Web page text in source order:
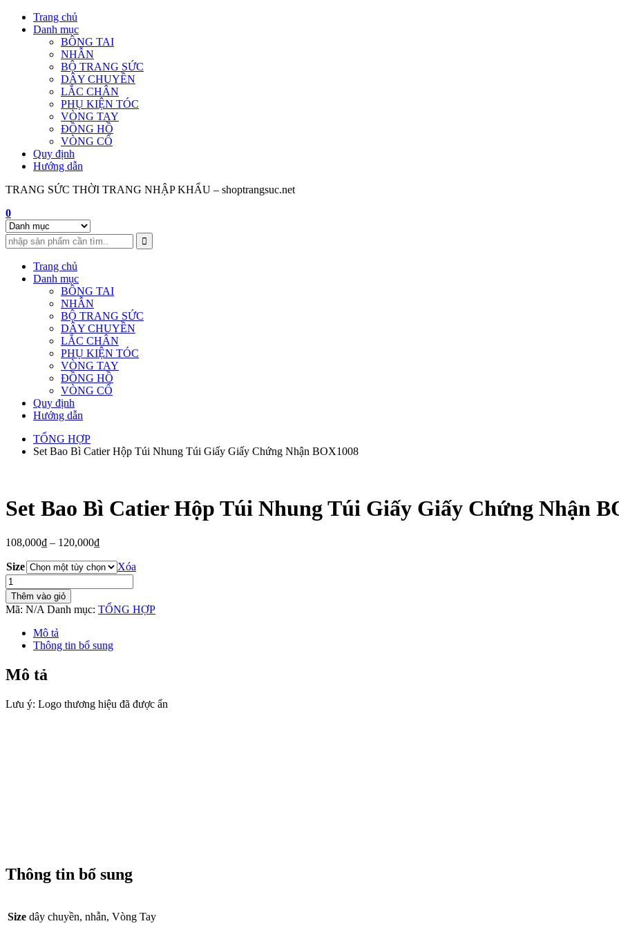
Skip
Trang chủ
Danh mục
BÔNG TAI
NHẪN
BỘ TRANG SỨC
DÂY CHUYỀN
LẮC CHÂN
PHỤ KIỆN TÓC
VÒNG TAY
ĐỒNG HỒ
VÒNG CỔ
Quy định
Hướng dẫn
TRANG SỨC THỜI TRANG NHẬP KHẨU – shoptrangsuc.net
0
Trang chủ
Danh mục
BÔNG TAI
NHẪN
BỘ TRANG SỨC
DÂY CHUYỀN
LẮC CHÂN
PHỤ KIỆN TÓC
VÒNG TAY
ĐỒNG HỒ
VÒNG CỔ
Quy định
Hướng dẫn
TỔNG HỢP
Set Bao Bì Catier Hộp Túi Nhung Túi Giấy Giấy Chứng Nhận BOX1008
Set Bao Bì Catier Hộp Túi Nhung Túi Giấy Giấy Chứng Nhận
108,000₫ – 120,000₫Khoảng
từ
108,000₫
đến
120,000₫
Size
Xóa
Set
Bao
Bì
Catier
Hộp
Nhung
Túi
Giấy
Chứng
Thêm vào giỏ
Mã: N/A Danh mục: TỔNG HỢP
Mô tả
Thông tin bổ sung
Mô tả
Lưu ý: Logo thương hiệu đã được ẩn
Thông tin bổ sung
Size dây chuyền, nhẫn, Vòng Tay